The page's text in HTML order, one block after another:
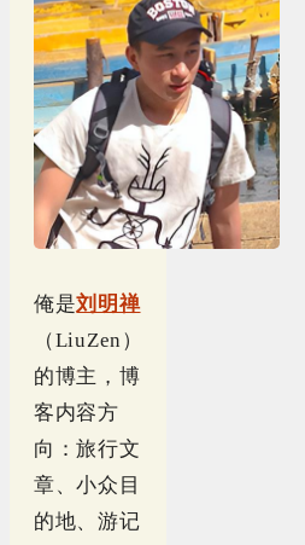
俺是刘明禅
（LiuZen）
的博主，博
客内容方
向：旅行文
章、小众目
的地、游记